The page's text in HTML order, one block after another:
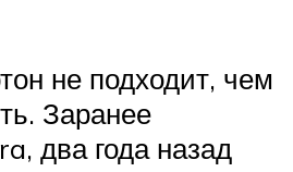
не подходит, чем
Заранее
два года назад